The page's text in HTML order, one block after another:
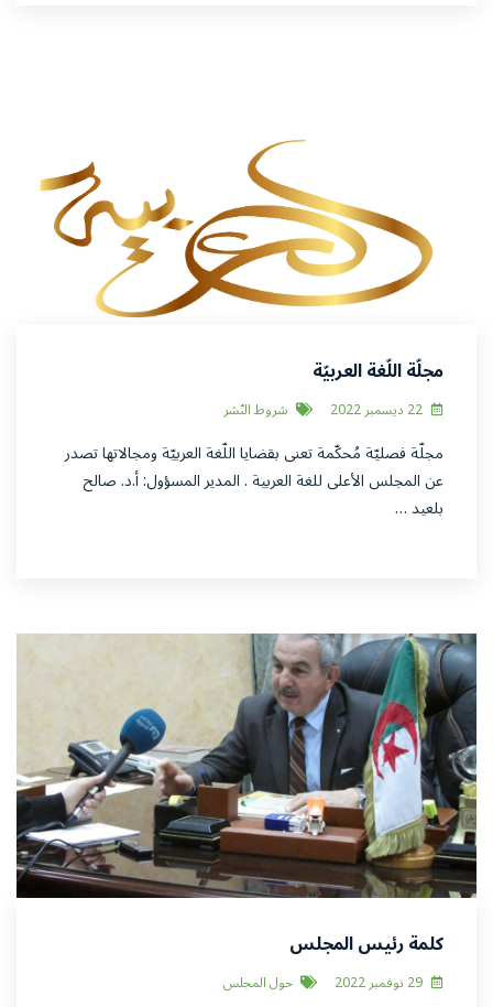
مجلّة اللّغة العربيّة
شروط النّشر
مجلّة فصليّة مُحكّمة تعنى بقضايا اللّغة العربيّة ومجالاتها تصدر
عن المجلس الأعلى للغة العربية . المدير المسؤول: أ.د. صالح
بلعيد …
كلمة رئيس المجلس
حول المجلس